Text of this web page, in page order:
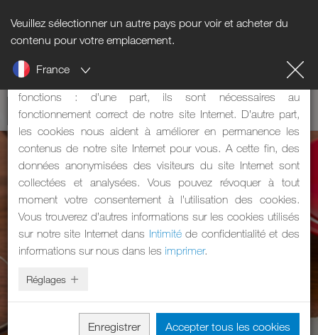
Veuillez sélectionner un autre pays pour voir et acheter du
contenu pour votre emplacement.
France
Informations sur les cookies
Notre site Internet utilise des cookies. Les cookies ont deux
fonctions : d’une part, ils sont nécessaires au
fonctionnement correct de notre site Internet. D’autre part,
les cookies nous aident à améliorer en permanence les
contenus de notre site Internet pour vous. A cette fin, des
données anonymisées des visiteurs du site Internet sont
collectées et analysées. Vous pouvez révoquer à tout
moment votre consentement à l’utilisation des cookies.
Vous trouverez d’autres informations sur les cookies utilisés
sur notre site Internet dans Intimitéde confidentialité et des
informations sur nous dans les imprimer.
Réglages
Enregistrer Accepter tous les cookies